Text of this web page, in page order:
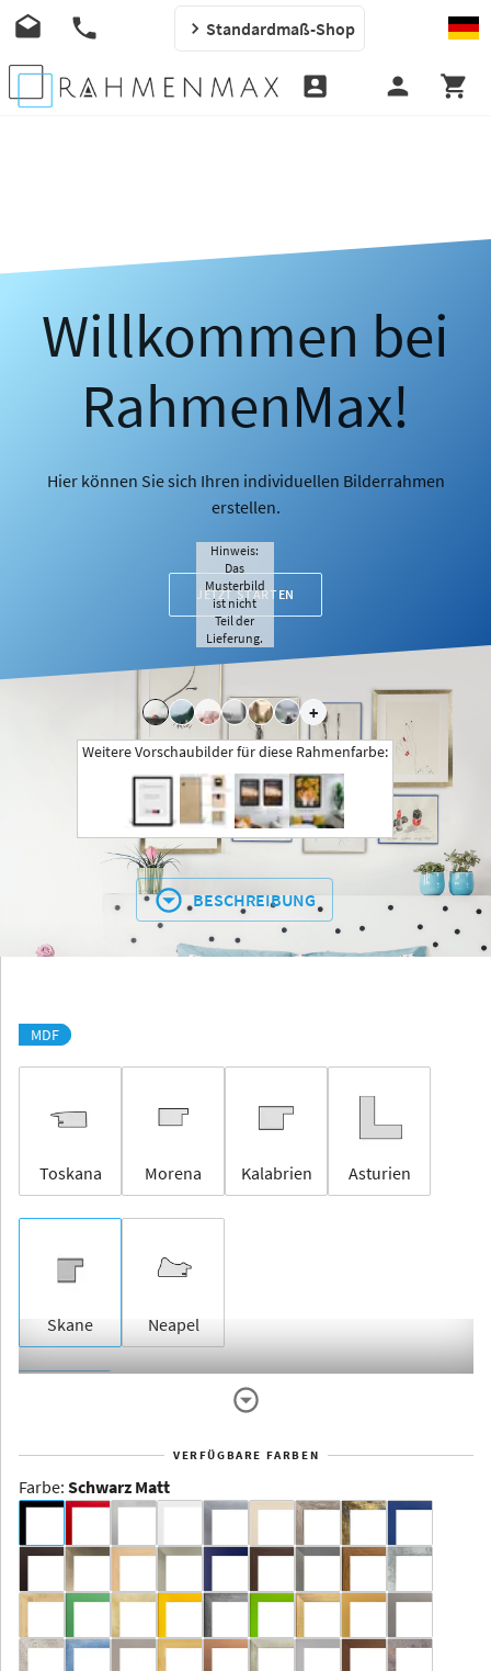
Standardmaß-Shop
Willkommen bei
RahmenMax!
Hier können Sie sich Ihren individuellen Bilderrahmen
erstellen.
JETZT STARTEN
+
Hinweis:
Das
Musterbild
ist nicht
Teil der
Lieferung.
Weitere Vorschaubilder für diese Rahmenfarbe:
BESCHREIBUNG
MDF
Toskana Morena Kalabrien Asturien
Skane Neapel
Rahmenloser
Bildhalter
VERFÜGBARE FARBEN
Farbe: Schwarz Matt